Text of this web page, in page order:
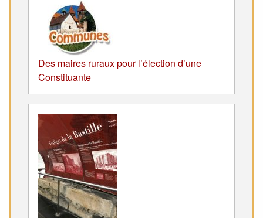
Des maires ruraux pour l’élection d’une
Constituante